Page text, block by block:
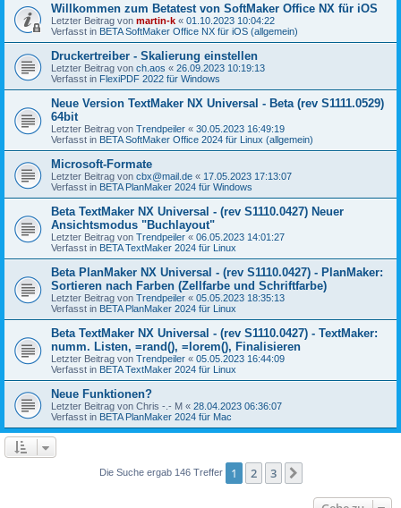
Willkommen zum Betatest von SoftMaker Office NX für iOS
Letzter Beitrag von martin-k « 01.10.2023 10:04:22
Verfasst in BETA SoftMaker Office NX für iOS (allgemein)
Druckertreiber - Skalierung einstellen
Letzter Beitrag von ch.aos « 26.09.2023 10:19:13
Verfasst in FlexiPDF 2022 für Windows
Neue Version TextMaker NX Universal - Beta (rev S1111.0529)
64bit
Letzter Beitrag von Trendpeiler « 30.05.2023 16:49:19
Verfasst in BETA SoftMaker Office 2024 für Linux (allgemein)
Microsoft-Formate
Letzter Beitrag von cbx@mail.de « 17.05.2023 17:13:07
Verfasst in BETA PlanMaker 2024 für Windows
Beta TextMaker NX Universal - (rev S1110.0427) Neuer
Ansichtsmodus "Buchlayout"
Letzter Beitrag von Trendpeiler « 06.05.2023 14:01:27
Verfasst in BETA TextMaker 2024 für Linux
Beta PlanMaker NX Universal - (rev S1110.0427) - PlanMaker:
Sortieren nach Farben (Zellfarbe und Schriftfarbe)
Letzter Beitrag von Trendpeiler « 05.05.2023 18:35:13
Verfasst in BETA PlanMaker 2024 für Linux
Beta TextMaker NX Universal - (rev S1110.0427) - TextMaker:
numm. Listen, =rand(), =lorem(), Finalisieren
Letzter Beitrag von Trendpeiler « 05.05.2023 16:44:09
Verfasst in BETA TextMaker 2024 für Linux
Neue Funktionen?
Letzter Beitrag von Chris -.- M « 28.04.2023 06:36:07
Verfasst in BETA PlanMaker 2024 für Mac
Die Suche ergab 146 Treffer 1 2 3